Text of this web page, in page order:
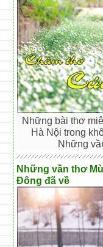
Những bài thơ
Hà Nội trong
Những
Những vần thơ
Đông đã về